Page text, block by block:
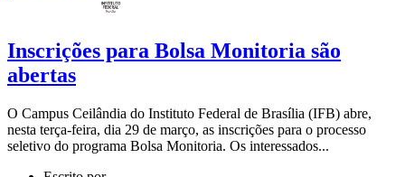
Inscrições para Bolsa Monitoria são
abertas
O Campus Ceilândia do Instituto Federal de Brasília (IFB) abre,
nesta terça-feira, dia 29 de março, as inscrições para o processo
seletivo do programa Bolsa Monitoria. Os interessados...